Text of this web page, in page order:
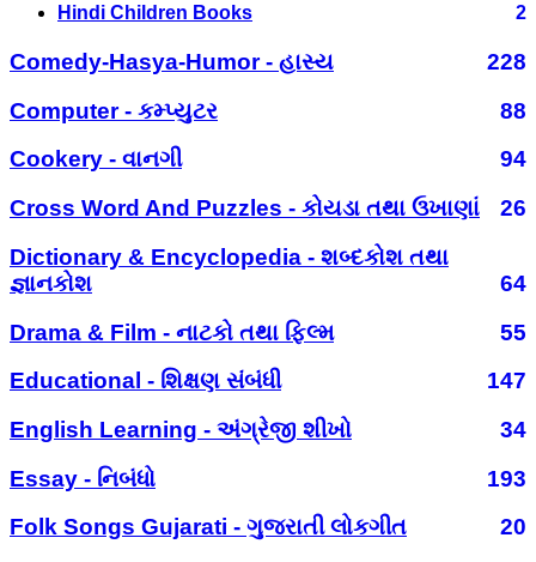
Hindi Children Books 2
Comedy-Hasya-Humor - હાસ્ય
228
Computer - કમ્પ્યુટર
88
Cookery - વાનગી
94
Cross Word And Puzzles - કોયડા તથા ઉખાણાં
26
Dictionary & Encyclopedia - શબ્દકોશ તથા
જ્ઞાનકોશ
64
Drama & Film - નાટકો તથા ફિલ્મ
55
Educational - શિક્ષણ સંબંધી
147
English Learning - અંગ્રેજી શીખો
34
Essay - નિબંધો
193
Folk Songs Gujarati - ગુજરાતી લોકગીત
20